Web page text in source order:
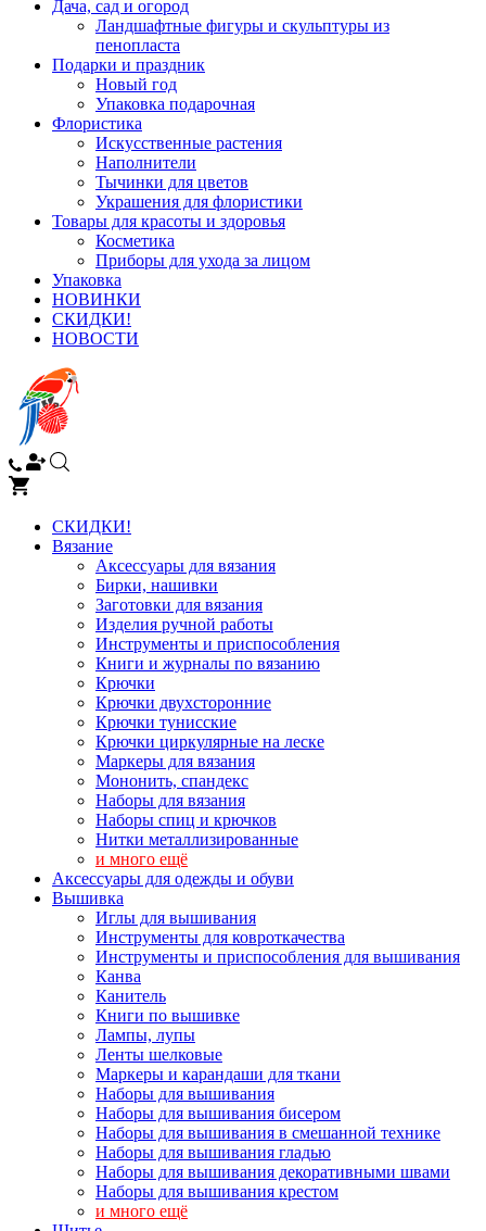
Дача, сад и огород
Ландшафтные фигуры и скульптуры из
пенопласта
Подарки и праздник
Новый год
Упаковка подарочная
Флористика
Искусственные растения
Наполнители
Тычинки для цветов
Украшения для флористики
Товары для красоты и здоровья
Косметика
Приборы для ухода за лицом
Упаковка
НОВИНКИ
СКИДКИ!
НОВОСТИ
СКИДКИ!
Вязание
Аксессуары для вязания
Бирки, нашивки
Заготовки для вязания
Изделия ручной работы
Инструменты и приспособления
Книги и журналы по вязанию
Крючки
Крючки двухсторонние
Крючки тунисские
Крючки циркулярные на леске
Маркеры для вязания
Мононить, спандекс
Наборы для вязания
Наборы спиц и крючков
Нитки металлизированные
и много ещё
Аксессуары для одежды и обуви
Вышивка
Иглы для вышивания
Инструменты для ковроткачества
Инструменты и приспособления для вышивания
Канва
Канитель
Книги по вышивке
Лампы, лупы
Ленты шелковые
Маркеры и карандаши для ткани
Наборы для вышивания
Наборы для вышивания бисером
Наборы для вышивания в смешанной технике
Наборы для вышивания гладью
Наборы для вышивания декоративными швами
Наборы для вышивания крестом
и много ещё